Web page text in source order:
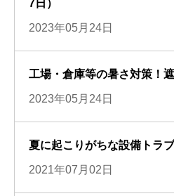
7日）
2023年05月24日
工場・倉庫等の暑さ対策！
2023年05月24日
夏に起こりがちな設備トラ
2021年07月02日